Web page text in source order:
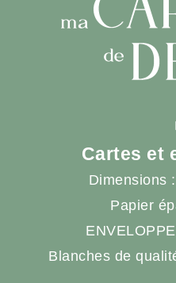
Cartes et
Dimensions
Papier
Blanches de